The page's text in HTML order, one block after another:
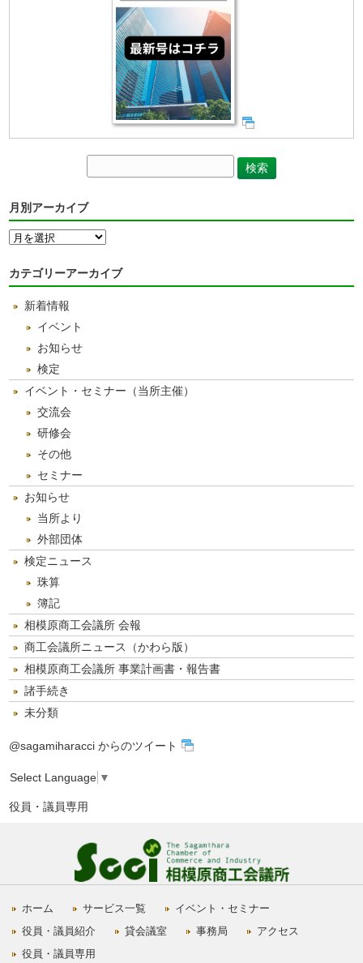
月別アーカイブ
月
ー
イ
カテゴリーアーカイブ
新着情報
イベント
お知らせ
検定
イベント・セミナー（当所主催）
交流会
研修会
その他
セミナー
お知らせ
当所より
外部団体
検定ニュース
珠算
簿記
相模原商工会議所 会報
商工会議所ニュース（かわら版）
相模原商工会議所 事業計画書・報告書
諸手続き
未分類
@sagamiharacci からのツイート
Select Language ▼
役員・議員専用
ホーム サービス一覧
イベント・セミナー
役員・議員紹介
貸会議室 事務局
アクセス
役員・議員専用